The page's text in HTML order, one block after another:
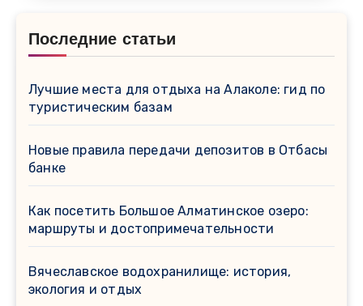
Последние статьи
Лучшие места для отдыха на Алаколе: гид по
туристическим базам
Новые правила передачи депозитов в Отбасы
банке
Как посетить Большое Алматинское озеро:
маршруты и достопримечательности
Вячеславское водохранилище: история,
экология и отдых